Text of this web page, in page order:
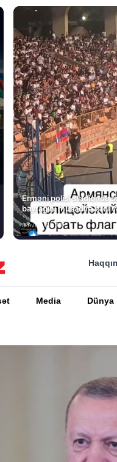
Erməni polisi stadionda
bayrağını müsadirə etdi
8 Avq • 08:39
Media Dünya